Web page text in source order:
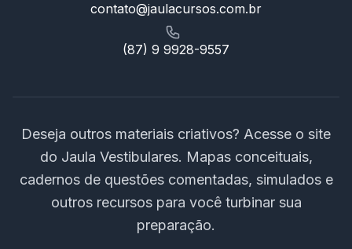
contato@jaulacursos.com.br
(87) 9 9928-9557
Deseja outros materiais criativos? Acesse o site
do Jaula Vestibulares. Mapas conceituais,
cadernos de questões comentadas, simulados e
outros recursos para você turbinar sua
preparação.